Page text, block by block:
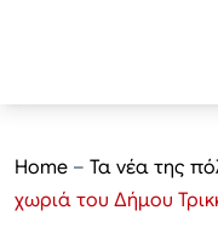
Home – Τα νέα της
χωριά του Δήμου